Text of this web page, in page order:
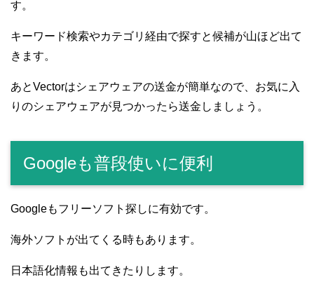
す。
キーワード検索やカテゴリ経由で探すと候補が山ほど出て
きます。
あとVectorはシェアウェアの送金が簡単なので、お気に入
りのシェアウェアが見つかったら送金しましょう。
Googleも普段使いに便利
Googleもフリーソフト探しに有効です。
海外ソフトが出てくる時もあります。
日本語化情報も出てきたりします。